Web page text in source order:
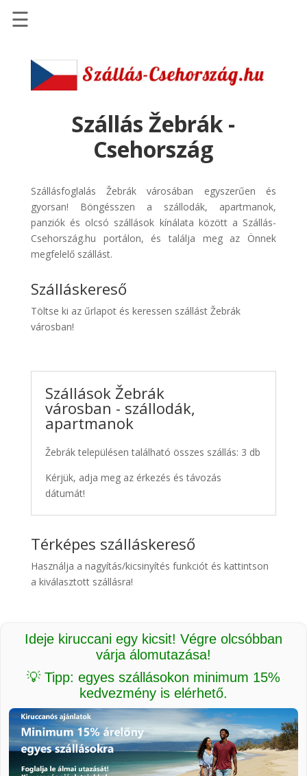
Szállások
Szállásinfo.eu
pénzvisszatérítéssel
Discover
Cars
Transzfer
Kiwi
Taxi
☰
Szállás Žebrák -
Csehország
Szállásfoglalás Žebrák városában egyszerűen és
gyorsan! Böngésszen a szállodák, apartmanok,
panziók és olcsó szállások kínálata között a Szállás-
Csehország.hu portálon, és találja meg az Önnek
megfelelő szállást.
Szálláskereső
Töltse ki az űrlapot és keressen szállást Žebrák
városban!
Szállások Žebrák
városban - szállodák,
apartmanok
Žebrák településen található összes szállás: 3 db
Kérjük, adja meg az érkezés és távozás
dátumát!
Térképes szálláskereső
Használja a nagyítás/kicsinyítés funkciót és kattintson
a kiválasztott szállásra!
Ideje kiruccani egy kicsit! Végre olcsóbban
várja álomutazása!
💡 Tipp: egyes szállásokon minimum 15%
kedvezmény is elérhető.